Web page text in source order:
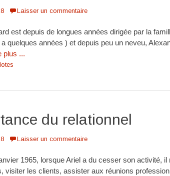
Laisser un commentaire
est depuis de longues années dirigée par la
quelques années ) et depuis peu un neveu,
plus ...
du relationnel
Laisser un commentaire
1965, lorsque Ariel a du cesser son activité,
visiter les clients, assister aux réunions